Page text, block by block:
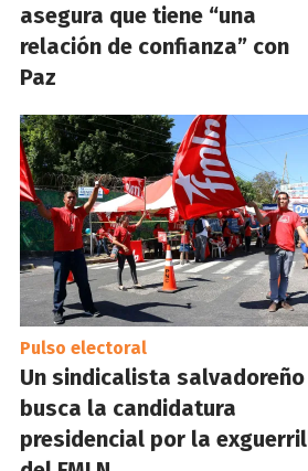
asegura que tiene “una
relación de confianza” con
Paz
Pulso electoral
Un sindicalista salvadoreño
busca la candidatura
presidencial por la